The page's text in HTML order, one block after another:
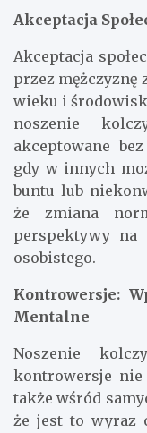
Akceptacja
Akceptacja
przez mężczyznę
wieku i
noszenie
akceptowane
gdy w innych
buntu lub
że zmiana
perspektywy na
osobistego.
Kontrowersje:
Mentalne
Noszenie
kontrowersje nie
także wśród
że jest to wyraz